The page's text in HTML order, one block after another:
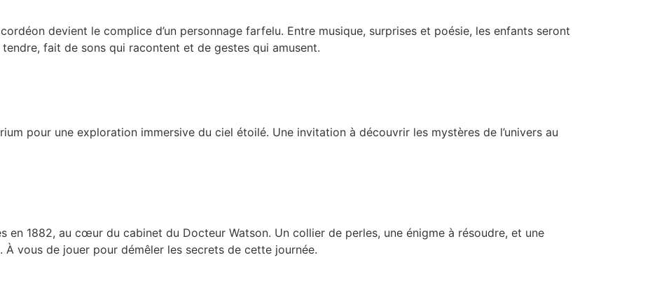
devient le complice d’un personnage farfelu. Entre musique, surprises et poésie, les enfants seront
fait de sons qui racontent et de gestes qui amusent.
pour une exploration immersive du ciel étoilé. Une invitation à découvrir les mystères de l’univers au
en 1882, au cœur du cabinet du Docteur Watson. Un collier de perles, une énigme à résoudre, et une
vous de jouer pour démêler les secrets de cette journée.